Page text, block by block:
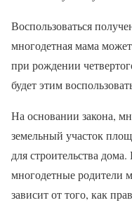
Воспользоваться
многодетная мама
при рождении
будет этим
На основании закона,
земельный участок
для строительства
многодетные родители
зависит от того, как